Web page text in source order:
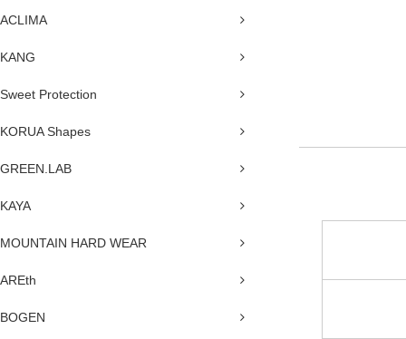
ACLIMA
KANG
Sweet Protection
KORUA Shapes
GREEN.LAB
KAYA
MOUNTAIN HARD WEAR
AREth
BOGEN